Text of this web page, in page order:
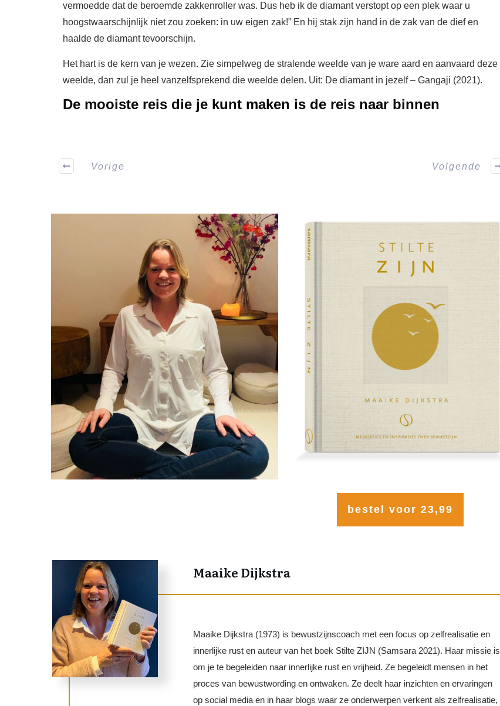
vermoedde dat de beroemde zakkenroller was. Dus heb ik de diamant verstopt op een plek waar u
hoogstwaarschijnlijk niet zou zoeken: in uw eigen zak!” En hij stak zijn hand in de zak van de dief en
haalde de diamant tevoorschijn.
Het hart is de kern van je wezen. Zie simpelweg de stralende weelde van je ware aard en aanvaard deze
weelde, dan zul je heel vanzelfsprekend die weelde delen. Uit: De diamant in jezelf – Gangaji (2021).
De mooiste reis die je kunt maken is de reis naar binnen
Vorige Volgende
bestel voor 23,99
Maaike Dijkstra
Maaike Dijkstra (1973) is bewustzijnscoach met een focus op zelfrealisatie en
innerlijke rust en auteur van het boek Stilte ZIJN (Samsara 2021). Haar missie is
om je te begeleiden naar innerlijke rust en vrijheid. Ze begeleidt mensen in het
proces van bewustwording en ontwaken. Ze deelt haar inzichten en ervaringen
op social media en in haar blogs waar ze onderwerpen verkent als zelfrealisatie,